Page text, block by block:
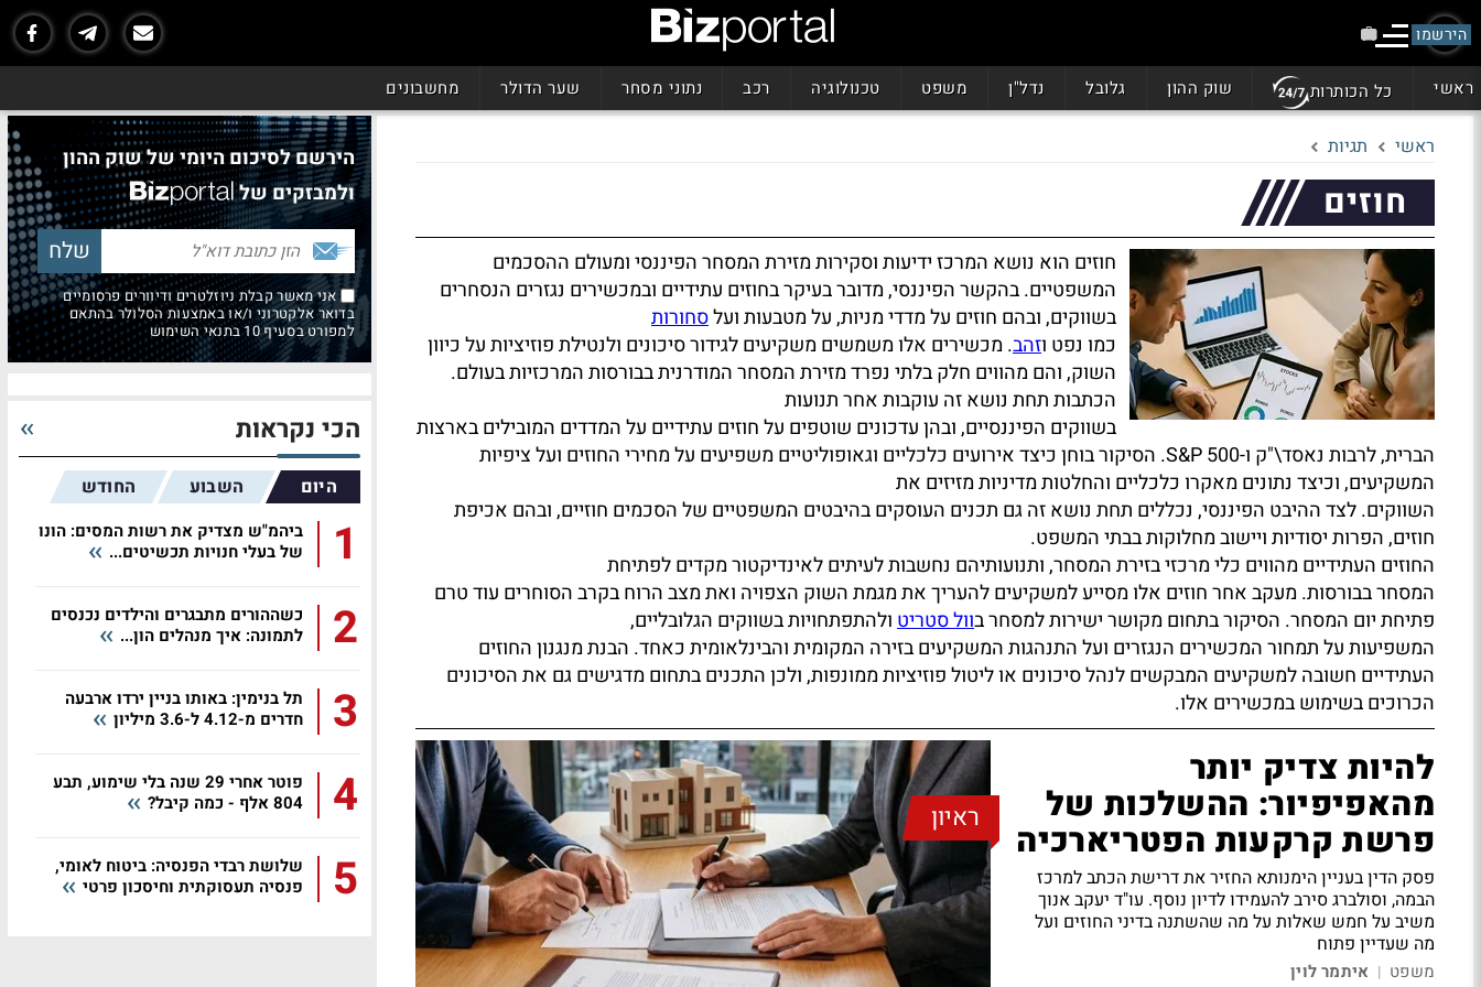
הירשמו
ראשי כל הכותרות שוק ההון גלובל נדל"ן משפט טכנולוגיה רכב נתוני מסחר שער הדולר מחשבונים
ראשי תגיות
חוזים
חוזים הוא נושא המרכז ידיעות וסקירות מזירת המסחר הפיננסי ומעולם ההסכמים
המשפטיים. בהקשר הפיננסי, מדובר בעיקר בחוזים עתידיים ובמכשירים נגזרים הנסחרים
בשווקים, ובהם חוזים על מדדי מניות, על מטבעות ועלסחורות
כמו נפט וזהב. מכשירים אלו משמשים משקיעים לגידור סיכונים ולנטילת פוזיציות על כיוון
השוק, והם מהווים חלק בלתי נפרד מזירת המסחר המודרנית בבורסות המרכזיות בעולם.
הכתבות תחת נושא זה עוקבות אחר תנועות
בשווקים הפיננסיים, ובהן עדכונים שוטפים על חוזים עתידיים על המדדים המובילים בארצות
הברית, לרבות נאסד\"ק ו-S&P 500. הסיקור בוחן כיצד אירועים כלכליים וגאופוליטיים משפיעים על מחירי החוזים ועל ציפיות
המשקיעים, וכיצד נתונים מאקרו כלכליים והחלטות מדיניות מזיזים את
השווקים. לצד ההיבט הפיננסי, נכללים תחת נושא זה גם תכנים העוסקים בהיבטים המשפטיים של הסכמים חוזיים, ובהם אכיפת
חוזים, הפרות יסודיות ויישוב מחלוקות בבתי המשפט.
החוזים העתידיים מהווים כלי מרכזי בזירת המסחר, ותנועותיהם נחשבות לעיתים לאינדיקטור מקדים לפתיחת
המסחר בבורסות. מעקב אחר חוזים אלו מסייע למשקיעים להעריך את מגמת השוק הצפויה ואת מצב הרוח בקרב הסוחרים עוד טרם
פתיחת יום המסחר. הסיקור בתחום מקושר ישירות למסחר בוול סטריטולהתפתחויות בשווקים הגלובליים,
המשפיעות על תמחור המכשירים הנגזרים ועל התנהגות המשקיעים בזירה המקומית והבינלאומית כאחד. הבנת מנגנון החוזים
העתידיים חשובה למשקיעים המבקשים לנהל סיכונים או ליטול פוזיציות ממונפות, ולכן התכנים בתחום מדגישים גם את הסיכונים
הכרוכים בשימוש במכשירים אלו.
להיות צדיק יותר
מהאפיפיור: ההשלכות של
פרשת קרקעות הפטריארכיה
פסק הדין בעניין הימנותא החזיר את דרישת הכתב למרכז
הבמה, וסולברג סירב להעמידו לדיון נוסף. עו"ד יעקב אנוך
משיב על חמש שאלות על מה שהשתנה בדיני החוזים ועל
מה שעדיין פתוח
משפט | איתמר לוין
ראיון
הירשם לסיכום היומי של שוק ההון
ולמבזקים של
אני מאשר קבלת ניוזלטרים ודיוורים פרסומיים
בדואר אלקטרוני ו/או באמצעות הסלולר בהתאם
למפורט בסעיף 10 בתנאי השימוש
הכי נקראות
היום השבוע החודש
1
ביהמ"ש מצדיק את רשות המסים: הונו
של בעלי חנויות תכשיטים...
2
כשההורים מתבגרים והילדים נכנסים
לתמונה: איך מנהלים הון...
3
תל בנימין: באותו בניין ירדו ארבעה
חדרים מ-4.12 ל-3.6 מיליון
4
פוטר אחרי 29 שנה בלי שימוע, תבע
804 אלף - כמה קיבל?
5
שלושת רבדי הפנסיה: ביטוח לאומי,
פנסיה תעסוקתית וחיסכון פרטי